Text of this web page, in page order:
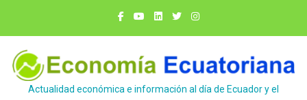
Actualidad económica e información al día de Ecuador y el